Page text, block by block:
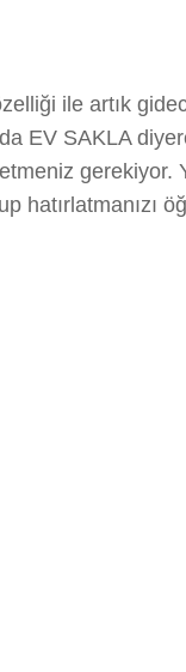
ile artık
EV SAKLA
gerekiyor.
hatırlatmanızı